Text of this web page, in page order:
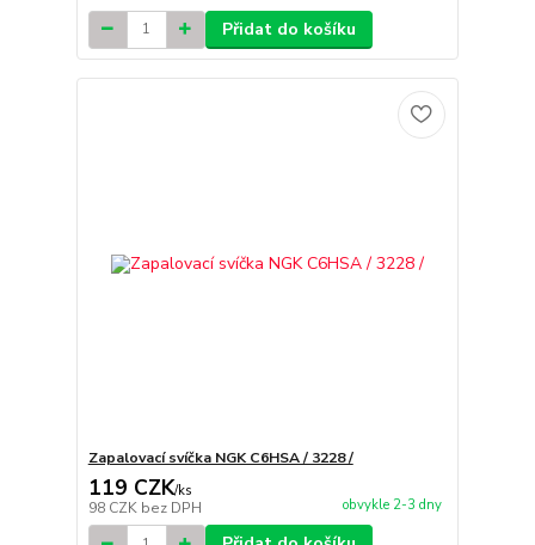
Přidat do košíku
Zapalovací svíčka NGK C6HSA / 3228 /
119 CZK/ks
98 CZK bez DPH obvykle 2-3 dny